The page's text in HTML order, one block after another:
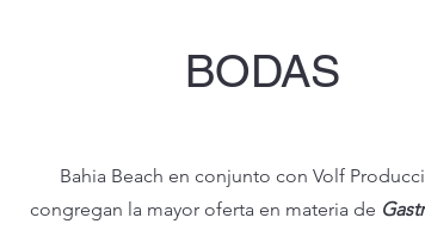
BODAS
Bahia Beach en conjunto con Volf
congregan la mayor oferta en materia de